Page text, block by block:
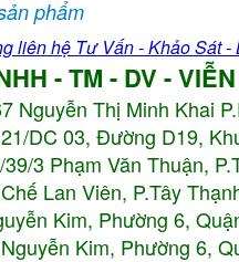
phẩm
liên hệ Tư Vấn - Khảo Sát -
- TM - DV -
Nguyễn Thị Minh Khai
DC 03, Đường D19,
3 Phạm Văn Thuận,
Lan Viên, P.Tây
Kim, Phường 6,
Kim, Phường 6,